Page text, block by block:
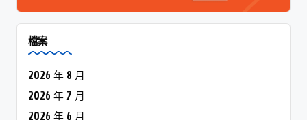
檔案
2026 年 8 月
2026 年 7 月
2026 年 6 月